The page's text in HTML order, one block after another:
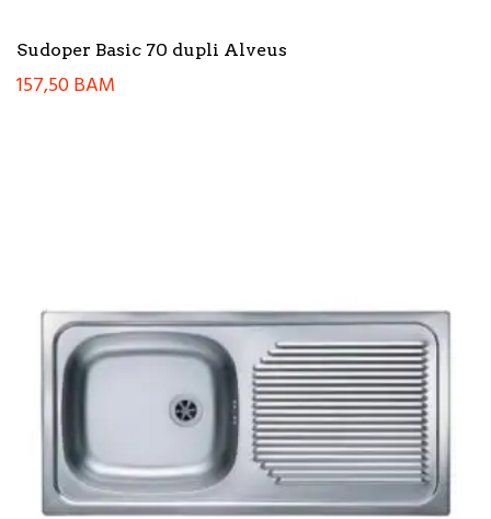
Sudoper Basic 70 dupli Alveus
157,50BAM